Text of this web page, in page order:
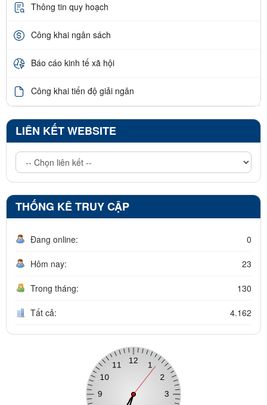
Thông tin quy hoạch
Công khai ngân sách
Báo cáo kinh tế xã hội
Công khai tiến độ giải ngân
LIÊN KẾT WEBSITE
THỐNG KÊ TRUY CẬP
Đang online: 0
Hôm nay: 23
Trong tháng: 130
Tất cả: 4.162